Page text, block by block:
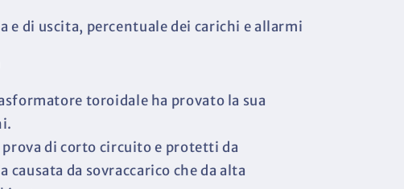
e di uscita, percentuale dei carichi e allarmi
toroidale ha provato la sua
di corto circuito e protetti da
causata da sovraccarico che da alta